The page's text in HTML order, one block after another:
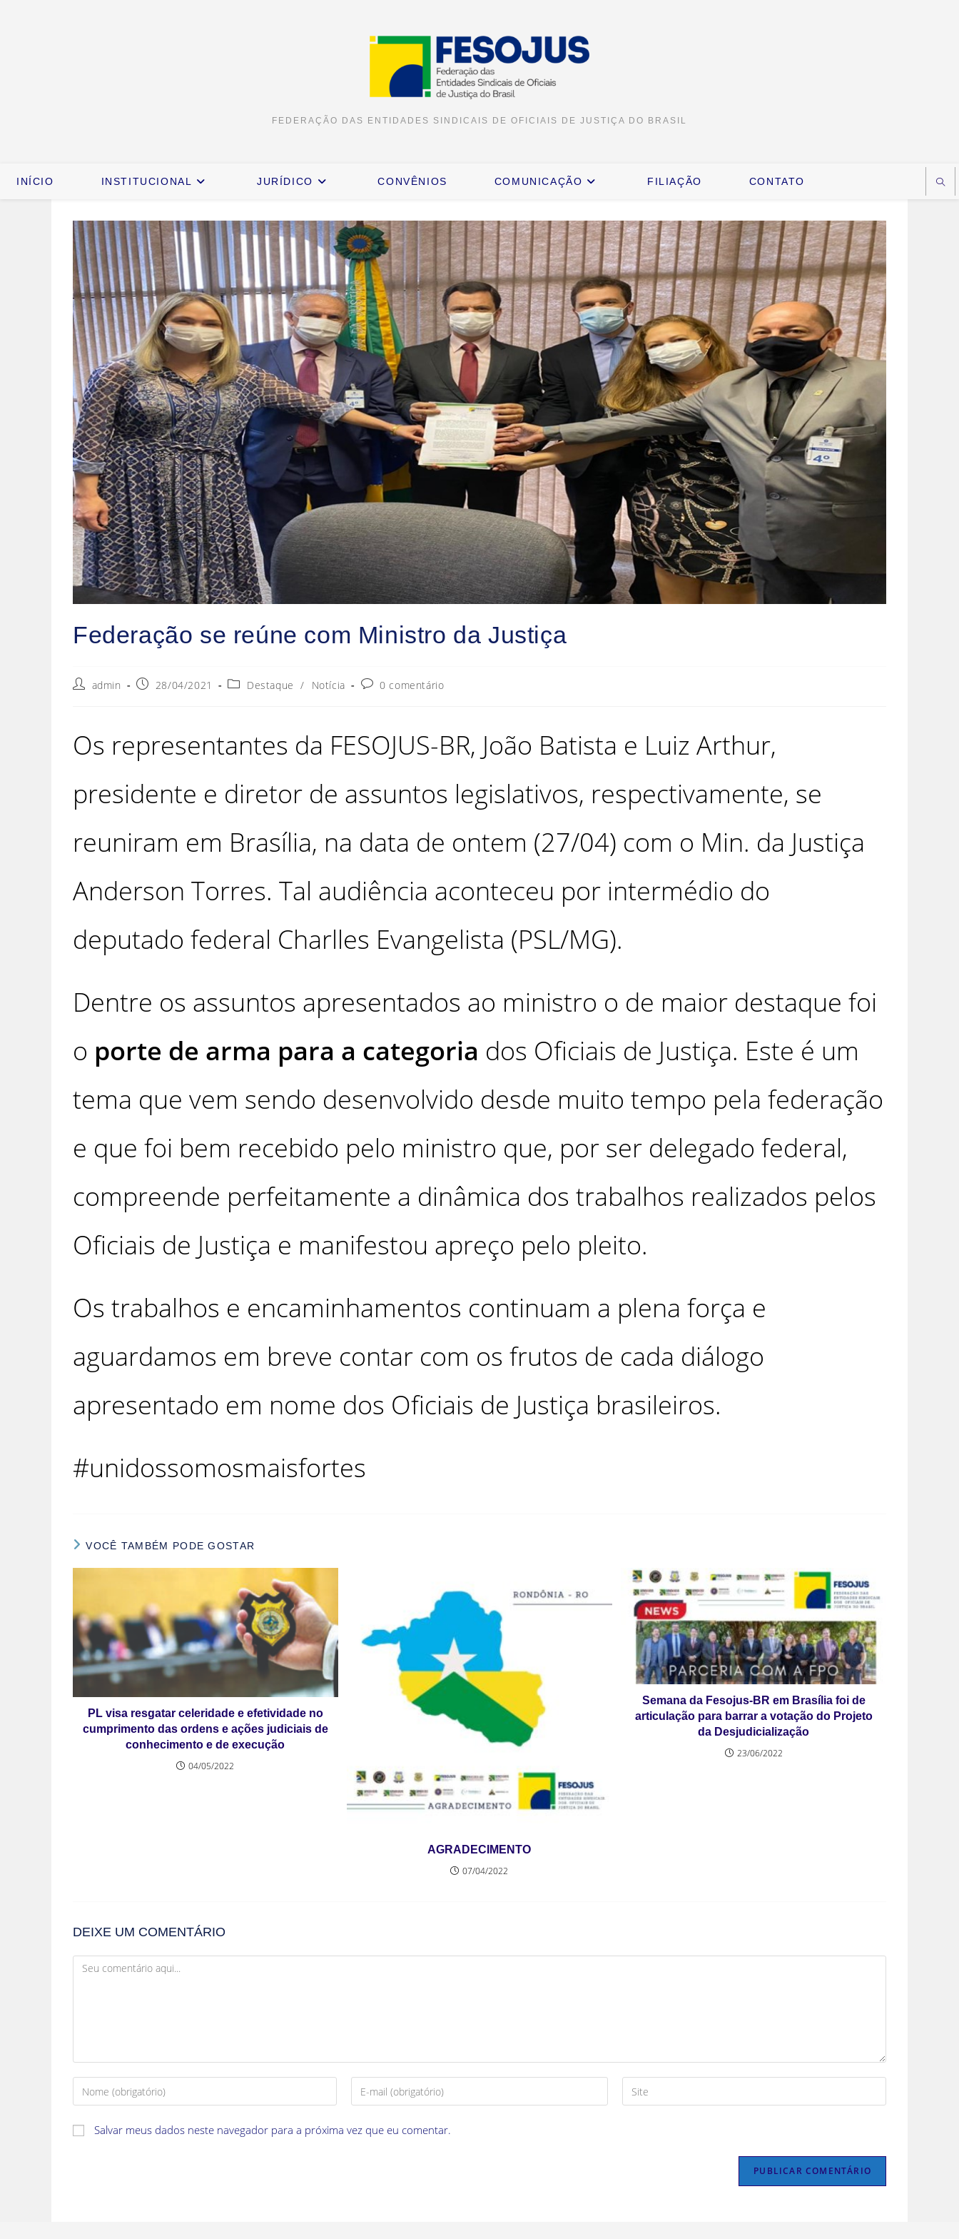
FEDERAÇÃO DAS ENTIDADES SINDICAIS DE OFICIAIS DE JUSTIÇA DO BRASIL
INÍCIO INSTITUCIONAL JURÍDICO CONVÊNIOS COMUNICAÇÃO FILIAÇÃO CONTATO
Federação se reúne com Ministro da Justiça
admin 28/04/2021 Destaque / Notícia 0 comentário
Os representantes da FESOJUS-BR, João Batista e Luiz Arthur,
presidente e diretor de assuntos legislativos, respectivamente, se
reuniram em Brasília, na data de ontem (27/04) com o Min. da Justiça
Anderson Torres. Tal audiência aconteceu por intermédio do
deputado federal Charlles Evangelista (PSL/MG).
Dentre os assuntos apresentados ao ministro o de maior destaque foi
o porte de arma para a categoria dos Oficiais de Justiça. Este é um
tema que vem sendo desenvolvido desde muito tempo pela federação
e que foi bem recebido pelo ministro que, por ser delegado federal,
compreende perfeitamente a dinâmica dos trabalhos realizados pelos
Oficiais de Justiça e manifestou apreço pelo pleito.
Os trabalhos e encaminhamentos continuam a plena força e
aguardamos em breve contar com os frutos de cada diálogo
apresentado em nome dos Oficiais de Justiça brasileiros.
#unidossomosmaisfortes
VOCÊ TAMBÉM PODE GOSTAR
PL visa resgatar celeridade e efetividade no
cumprimento das ordens e ações judiciais de
conhecimento e de execução
04/05/2022
AGRADECIMENTO
07/04/2022
Semana da Fesojus-BR em Brasília foi de
articulação para barrar a votação do Projeto
da Desjudicialização
23/06/2022
DEIXE UM COMENTÁRIO
Salvar meus dados neste navegador para a próxima vez que eu comentar.